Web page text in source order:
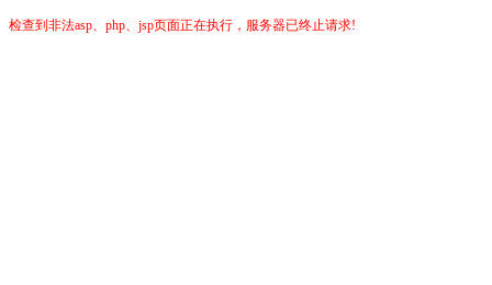
检查到非法asp、php、jsp页面正在执行，服务器已终止请求!